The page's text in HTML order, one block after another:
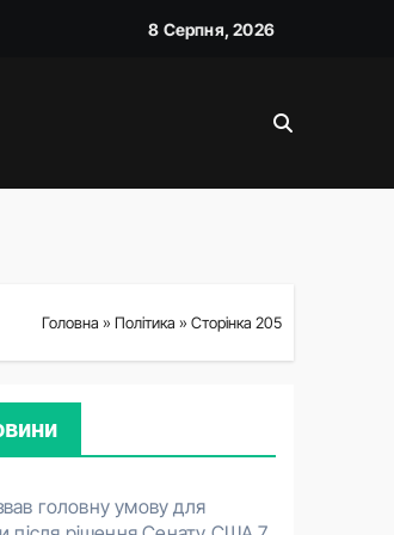
8 Серпня, 2026
Головна » Політика » Сторінка 205
головну умову для